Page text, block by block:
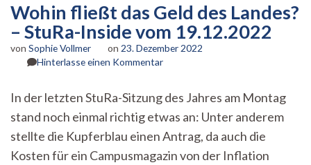
Wohin fließt das Geld des Landes?
– StuRa-Inside vom 19.12.2022
von Sophie Vollmer on 23. Dezember 2022
Hinterlasse einen Kommentarzu
das
Geld
des
Landes?
–
In der letzten StuRa-Sitzung des Jahres am Montag
stand noch einmal richtig etwas an: Unter anderem
stellte die Kupferblau einen Antrag, da auch die
Kosten für ein Campusmagazin von der Inflation